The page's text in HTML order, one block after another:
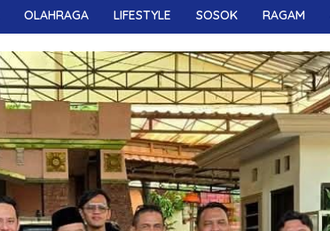
OLAHRAGA LIFESTYLE SOSOK RAGAM